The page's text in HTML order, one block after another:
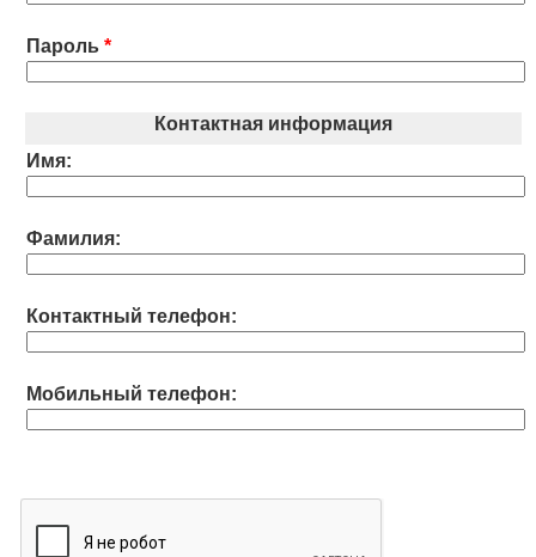
Пароль *
Контактная информация
Имя:
Фамилия:
Контактный телефон:
Мобильный телефон: